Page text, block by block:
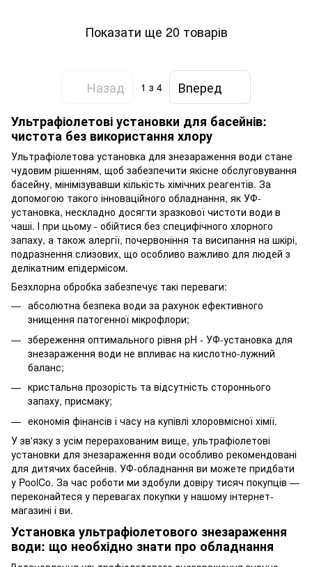
Показати ще 20 товарів
Назад 1 з 4
Вперед
Ультрафіолетові установки для басейнів:
чистота без використання хлору
Ультрафіолетова установка для знезараження води стане
чудовим рішенням, щоб забезпечити якісне обслуговування
басейну, мінімізувавши кількість хімічних реагентів. За
допомогою такого інноваційного обладнання, як УФ-
установка, нескладно досягти зразкової чистоти води в
чаші. І при цьому - обійтися без специфічного хлорного
запаху, а також алергії, почервоніння та висипання на шкірі,
подразнення слизових, що особливо важливо для людей з
делікатним епідермісом.
Безхлорна обробка забезпечує такі переваги:
абсолютна безпека води за рахунок ефективного
знищення патогенної мікрофлори;
збереження оптимального рівня pH - УФ-установка для
знезараження води не впливає на кислотно-лужний
баланс;
кристальна прозорість та відсутність стороннього
запаху, присмаку;
економія фінансів і часу на купівлі хлоровмісної хімії.
У зв'язку з усім перерахованим вище, ультрафіолетові
установки для знезараження води особливо рекомендовані
для дитячих басейнів. УФ-обладнання ви можете придбати
у PoolCo. За час роботи ми здобули довіру тисяч покупців —
переконайтеся у перевагах покупки у нашому інтернет-
магазині і ви.
Установка ультрафіолетового знезараження
води: що необхідно знати про обладнання